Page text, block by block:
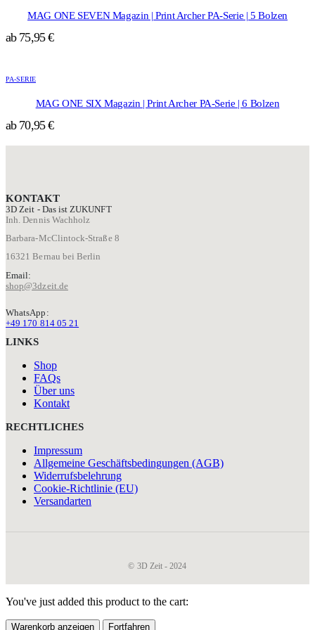
gewählt
mehrere
auf.
können
gewählt
MAG ONE SEVEN Magazin | Print Archer PA-Serie | 5 Bolzen
ab 75,95€
Produkt
mehrere
auf.
Produktseite
gewählt
PA-SERIE
MAG ONE SIX Magazin | Print Archer PA-Serie | 6 Bolzen
ab 70,95€
KONTAKT
3D Zeit - Das ist ZUKUNFT
Inh. Dennis Wachholz
Barbara-McClintock-Straße 8
16321 Bernau bei Berlin
Email:
shop@3dzeit.de
WhatsApp:
+49 170 814 05 21
LINKS
Shop
FAQs
Über uns
Kontakt
RECHTLICHES
Impressum
Allgemeine Geschäftsbedingungen (AGB)
Widerrufsbelehrung
Cookie-Richtlinie (EU)
Versandarten
© 3D Zeit - 2024
You've just added this product to the cart:
Warenkorb anzeigen Fortfahren